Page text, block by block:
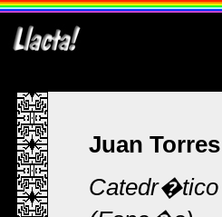
Juan